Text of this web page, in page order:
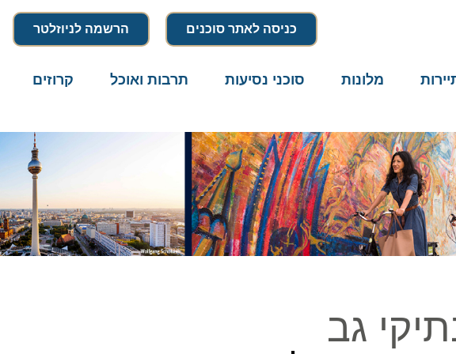
כניסה לאתר סוכנים הרשמה לניוזלטר
מלונות סוכני נסיעות תרבות ואוכל קרוזים
גב